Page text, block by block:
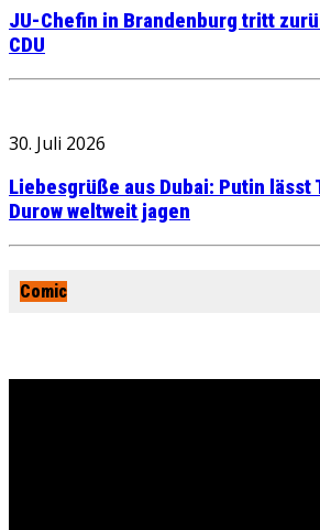
JU-Chefin in Brandenburg tritt
CDU
30. Juli 2026
Liebesgrüße aus Dubai: Putin lässt
Durow weltweit jagen
Comic